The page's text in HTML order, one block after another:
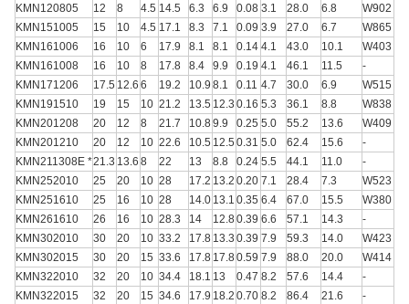
KMN120805
12 8 4.5 14.5 6.3 6.9 0.08 3.1 28.0 6.8
W902
KMN151005
15 10 4.5 17.1 8.3 7.1 0.09 3.9 27.0 6.7
W865
KMN161006
16 10 6 17.9 8.1 8.1 0.14 4.1 43.0 10.1
W403
KMN161008
16 10 8 17.8 8.4 9.9 0.19 4.1 46.1 11.5
-
KMN171206
17.5 12.6 6 19.2 10.9 8.1 0.11 4.7 30.0 6.9
W515
KMN191510
19 15 10 21.2 13.5 12.3 0.16 5.3 36.1 8.8
W838
KMN201208
20 12 8 21.7 10.89.9 0.25 5.0 55.2 13.6
W409
KMN201210
20 12 10 22.6 10.5 12.5 0.31 5.0 62.4 15.6
-
KMN211308E *21.3 13.6 8 22 13 8.8 0.24 5.5 44.1 11.0
-
KMN252010
25 20 10 28 17.2 13.2 0.20 7.1 28.4 7.3
W523
KMN251610
25 16 10 28 14.0 13.1 0.35 6.4 67.0 15.5
W380
KMN261610
26 16 10 28.3 14 12.80.39 6.6 57.1 14.3
-
KMN302010
30 20 10 33.2 17.8 13.3 0.39 7.9 59.3 14.0
W423
KMN302015
30 20 15 33.6 17.8 17.80.59 7.9 88.0 20.0
W414
KMN322010
32 20 10 34.4 18.1 13 0.47 8.2 57.6 14.4
-
KMN322015
32 20 15 34.6 17.9 18.2 0.70 8.2 86.4 21.6 -